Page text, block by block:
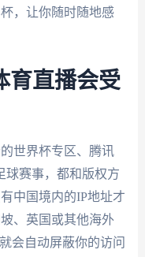
，让你随时随地感
育直播会受
世界杯专区、腾讯
球赛事，都和版权方
中国境内的IP地址才
、英国或其他海外
会自动屏蔽你的访问